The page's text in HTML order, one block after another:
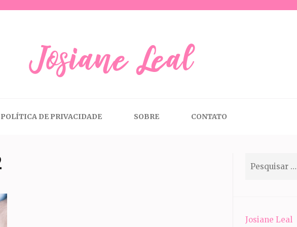
POLÍTICA DE PRIVACIDADE SOBRE CONTATO
Josiane Leal